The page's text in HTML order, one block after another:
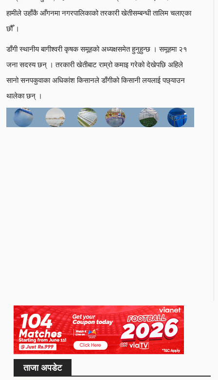
हामीले उहाँकै आँगनमा नगरपालिकाको तरकारी खेतीसम्बन्धी तालिम चलाएका
छौँ ।
डाँगी स्थानीय बागीश्वरी कृषक समूहको अध्यक्षसमेत हुनुहुन्छ । समूहमा २१
जना सदस्य छन् । तरकारी खेतीबाट राम्रो कमाइ गरेको देखेपछि अहिले
सानो सनपकुवाका अधिकांश किसानले डाँगीको किसानी लयलाई पछ्याउन
थालेका छन् ।
ताजा अपडेट